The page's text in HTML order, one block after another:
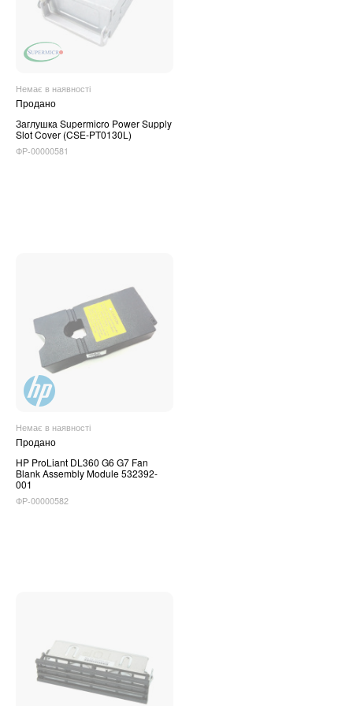
Немає в наявності
Продано
Заглушка Supermicro Power Supply
Slot Cover (CSE-PT0130L)
ФР-00000581
Немає в наявності
Продано
HP ProLiant DL360 G6 G7 Fan
Blank Assembly Module 532392-
001
ФР-00000582